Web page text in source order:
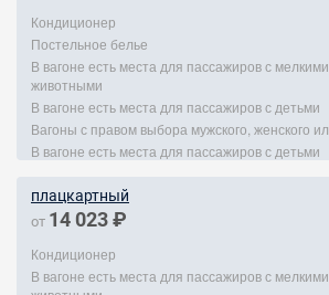
Кондиционер
Постельное белье
В вагоне есть места для пассажиров с
животными
В вагоне есть места для пассажиров с детьми
Вагоны с правом выбора мужского, женского
В вагоне есть места для пассажиров с детьми
плацкартный
от 14 023 ₽
Кондиционер
В вагоне есть места для пассажиров с